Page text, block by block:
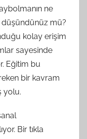
ne
mü?
kolay erişim
sayesinde
Eğitim bu
bir kavram
yolu.
Bir tıkla